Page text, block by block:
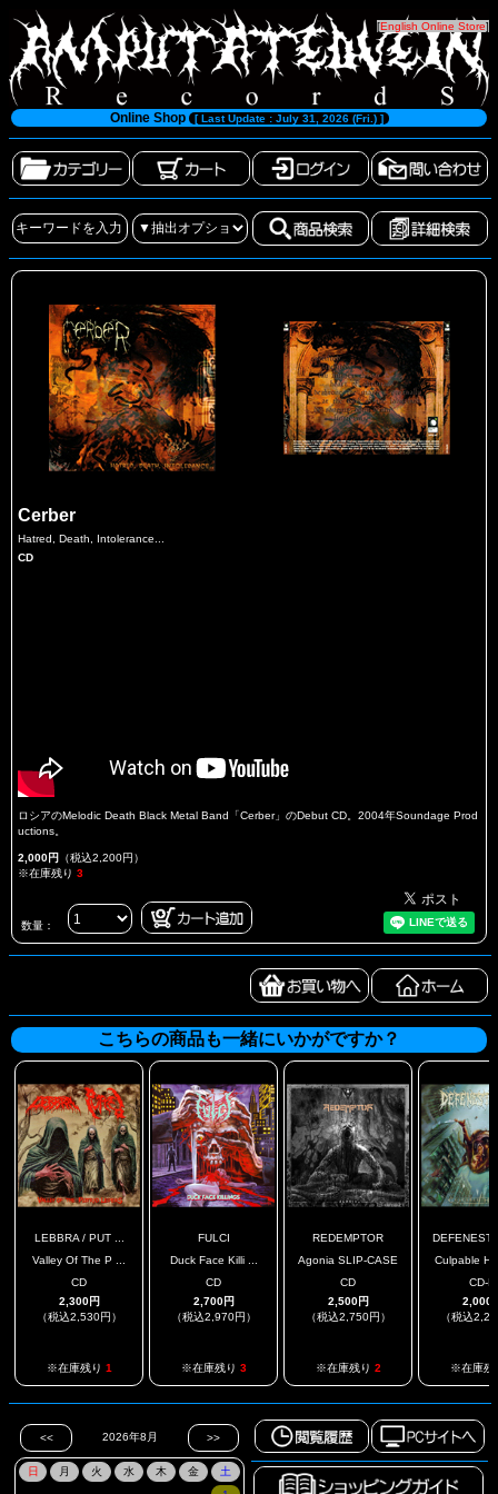
[English Online Store]
Online Shop [ Last Update : July 31, 2026 (Fri.) ]
Cerber
Hatred, Death, Intolerance...
CD
ロシアのMelodic Death Black Metal Band「Cerber」のDebut CD。2004年Soundage Prod
uctions。
2,000円 （税込2,200円）
※在庫残り 3
数量：
こちらの商品も一緒にいかがですか？
LEBBRA / PUT ...
Valley Of The P ...
CD
2,300円
（税込2,530円）
※在庫残り 1
FULCI
Duck Face Killi ...
CD
2,700円
（税込2,970円）
※在庫残り 3
REDEMPTOR
Agonia SLIP-CASE
CD
2,500円
（税込2,750円）
※在庫残り 2
Culpable
CD-R
2,000
（税込
※在庫残